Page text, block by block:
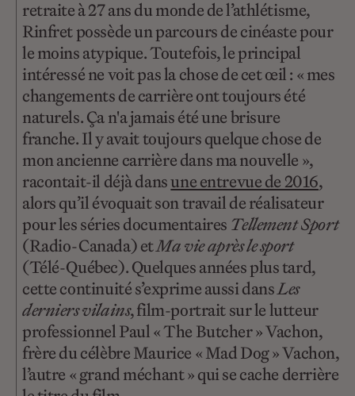
retraite à 27 ans du monde de l’athlétisme,
Rinfret possède un parcours de cinéaste pour
le moins atypique. Toutefois, le principal
intéressé ne voit pas la chose de cet œil : « mes
changements de carrière ont toujours été
naturels. Ça n'a jamais été une brisure
franche. Il y avait toujours quelque chose de
mon ancienne carrière dans ma nouvelle »,
racontait-il déjà dansune entrevue de 2016,
alors qu’il évoquait son travail de réalisateur
pour les séries documentaires Tellement Sport
(Radio-Canada) etMa vie après le sport
(Télé-Québec). Quelques années plus tard,
cette continuité s’exprime aussi dansLes
derniers vilains, film-portrait sur le lutteur
professionnel Paul « The Butcher » Vachon,
frère du célèbre Maurice « Mad Dog » Vachon,
l’autre « grand méchant » qui se cache derrière